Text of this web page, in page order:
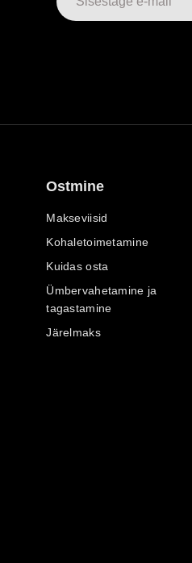
Ostmine
Makseviisid
Kohaletoimetamine
Kuidas osta
Ümbervahetamine ja
tagastamine
Järelmaks